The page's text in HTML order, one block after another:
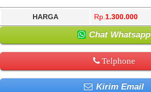
HARGA Rp. 1.300.000
Chat Whatsapp
Telphone
Kirim Email